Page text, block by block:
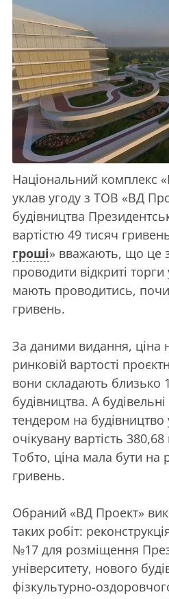
Національний комплекс
уклав угоду з ТОВ «ВД
будівництва
вартістю 49 тисяч
гроші» вважають, що це
проводити відкриті торги
мають проводитись,
гривень.
За даними видання, ціна
ринковій вартості
вони складають близько
будівництва. А
тендером на будівництво
очікувану вартість
Тобто, ціна мала бути на
гривень.
Обраний «ВД Проект»
таких робіт:
№17 для розміщення
університету, нового
фізкультурно-